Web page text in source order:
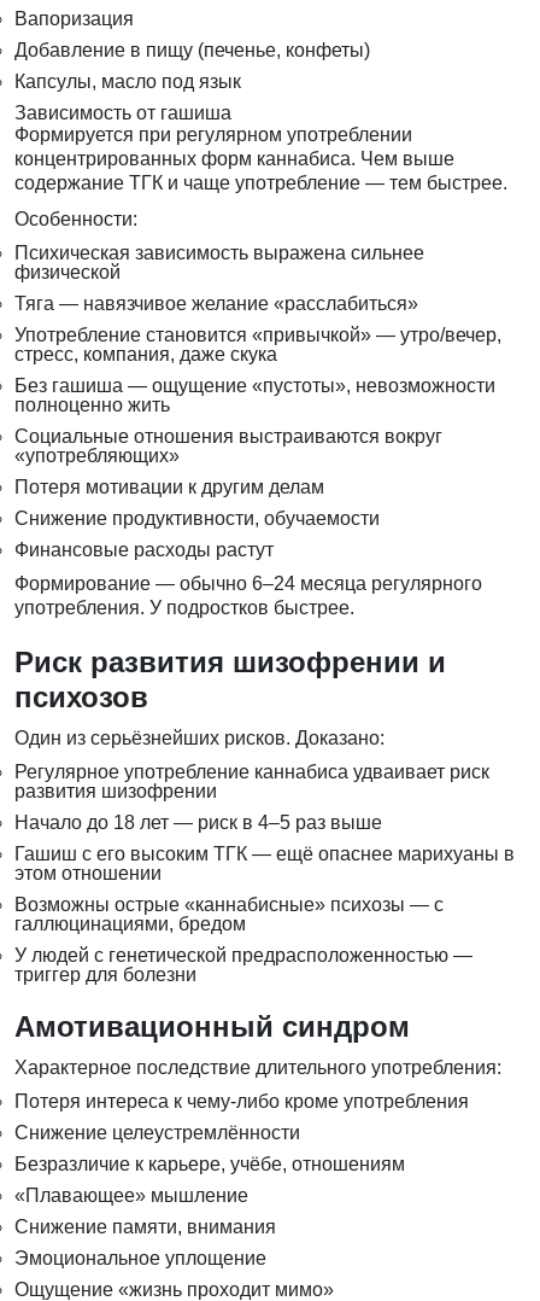
Вапоризация
Добавление в пищу (печенье, конфеты)
Капсулы, масло под язык
Зависимость от гашиша
Формируется при регулярном употреблении
концентрированных форм каннабиса. Чем выше
содержание ТГК и чаще употребление — тем быстрее.
Особенности:
Психическая зависимость выражена сильнее
физической
Тяга — навязчивое желание «расслабиться»
Употребление становится «привычкой» — утро/вечер,
стресс, компания, даже скука
Без гашиша — ощущение «пустоты», невозможности
полноценно жить
Социальные отношения выстраиваются вокруг
«употребляющих»
Потеря мотивации к другим делам
Снижение продуктивности, обучаемости
Финансовые расходы растут
Формирование — обычно 6–24 месяца регулярного
употребления. У подростков быстрее.
Риск развития шизофрении и
психозов
Один из серьёзнейших рисков. Доказано:
Регулярное употребление каннабиса удваивает риск
развития шизофрении
Начало до 18 лет — риск в 4–5 раз выше
Гашиш с его высоким ТГК — ещё опаснее марихуаны в
этом отношении
Возможны острые «каннабисные» психозы — с
галлюцинациями, бредом
У людей с генетической предрасположенностью —
триггер для болезни
Амотивационный синдром
Характерное последствие длительного употребления:
Потеря интереса к чему-либо кроме употребления
Снижение целеустремлённости
Безразличие к карьере, учёбе, отношениям
«Плавающее» мышление
Снижение памяти, внимания
Эмоциональное уплощение
Ощущение «жизнь проходит мимо»